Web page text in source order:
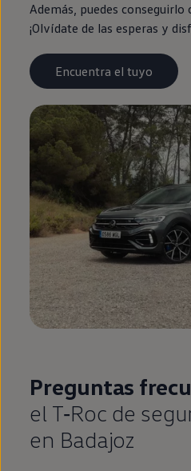
Además, puedes conseguirlo
¡Olvídate de las esperas y
Encuentra el tuyo
Preguntas
el T‑Roc de
en Badajoz